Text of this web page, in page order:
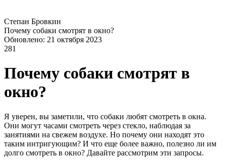
Степан Бровкин
Почему собаки смотрят в окно?
Обновлено: 21 октября 2023
281
Почему собаки смотрят в
окно?
Я уверен, вы заметили, что собаки любят смотреть в окна.
Они могут часами смотреть через стекло, наблюдая за
занятиями на свежем воздухе. Но почему они находят это
таким интригующим? И что еще более важно, полезно ли им
долго смотреть в окно? Давайте рассмотрим эти запросы.